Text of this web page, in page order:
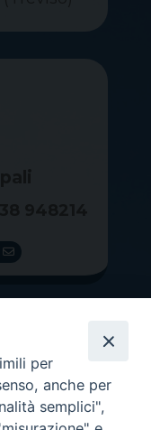
per
anche per
semplici",